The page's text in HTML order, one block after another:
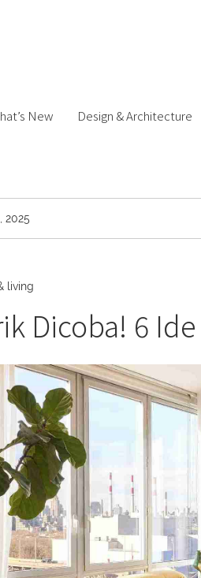
New Design & Architecture
2025
living
Dicoba! 6